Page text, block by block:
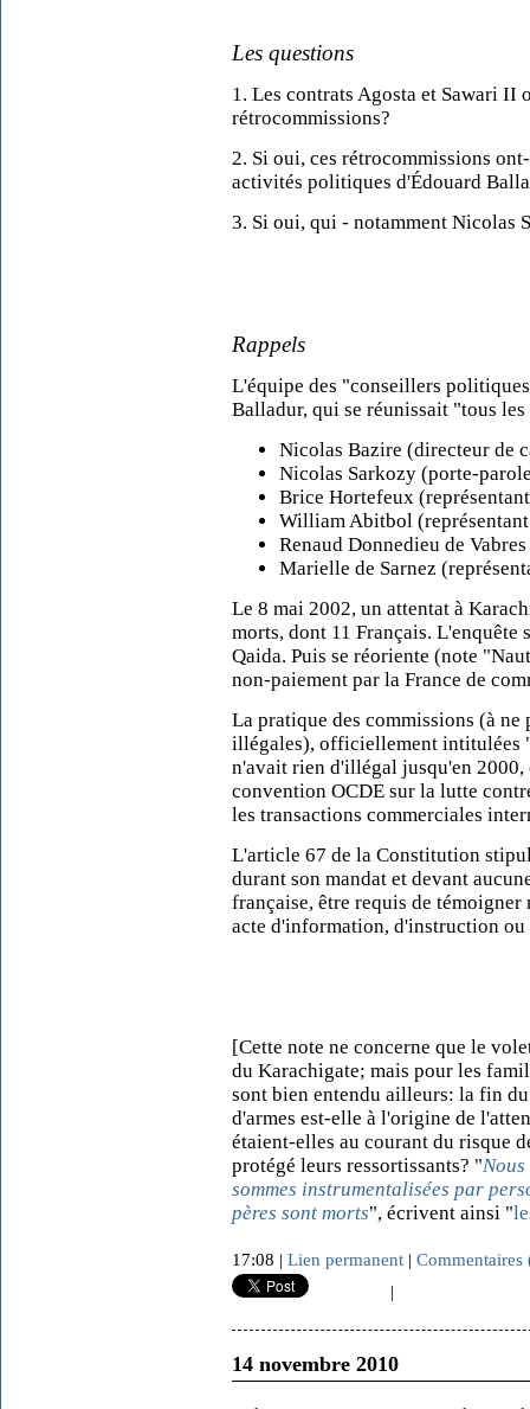
Les questions
1. Les contrats Agosta et Sawari II
rétrocommissions?
2. Si oui, ces rétrocommissions
activités politiques d'Édouard
3. Si oui, qui - notamment Nicolas
Rappels
L'équipe des "conseillers
Balladur, qui se réunissait "tous les
Nicolas Bazire (directeur de
Nicolas Sarkozy (porte-
Brice Hortefeux
William Abitbol (représentant
Renaud Donnedieu de
Marielle de Sarnez
Le 8 mai 2002, un attentat à
morts, dont 11 Français.
Qaida. Puis se réoriente (note
non-paiement par la France de
La pratique des commissions (à
illégales), officiellement intitulées
n'avait rien d'illégal jusqu'en
convention OCDE sur la lutte
les transactions commerciales
L'article 67 de la Constitution
durant son mandat et devant
française, être requis de
acte d'information, d'instruction ou
[Cette note ne concerne que le
du Karachigate; mais pour les
sont bien entendu ailleurs: la fin
d'armes est-elle à l'origine de
étaient-elles au courant du risque
protégé leurs ressortissants? "
sommes instrumentalisées par
pères sont morts", écrivent ainsi "
17:08 | Lien permanent | Commentaires
|
14 novembre 2010